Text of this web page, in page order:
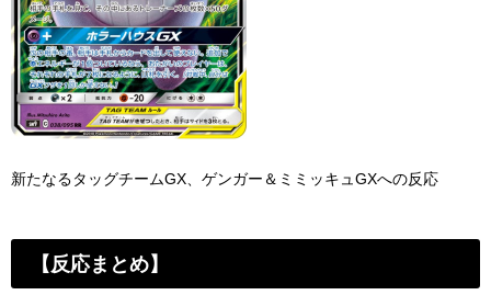
新たなるタッグチームGX、ゲンガー＆ミミッキュGXへの反応
【反応まとめ】